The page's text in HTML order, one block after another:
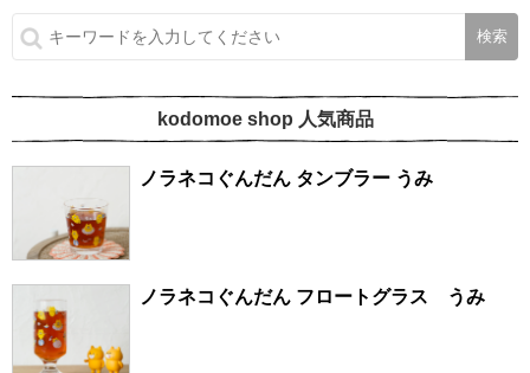
kodomoe shop 人気商品
ノラネコぐんだん タンブラー うみ
ノラネコぐんだん フロートグラス うみ